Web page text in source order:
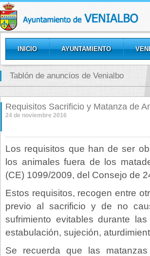
INICIO AYUNTAMIENTO
GALERÍAS
Tablón de anuncios de Venialbo
Requisitos Sacrificio y Matanza de
24 de noviembre 2016
Los requisitos que han de ser
los animales fuera de los
(CE) 1099/2009, del Consejo de
Estos requisitos, recogen entre
previo al sacrificio y de no
sufrimiento evitables durante
estabulación, sujeción,
Se recuerda que las